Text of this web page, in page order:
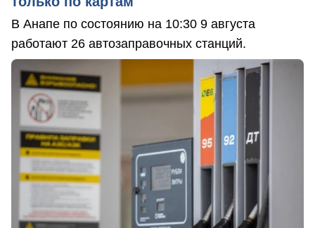
В Анапе по состоянию на 10:30 9 августа
работают 26 автозаправочных станций.